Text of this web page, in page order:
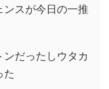
スが今日の一推
だったしウタカ
た